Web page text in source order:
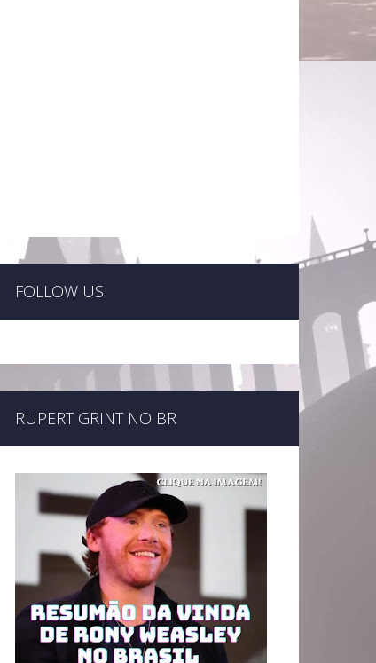
FOLLOW US
RUPERT GRINT NO BR